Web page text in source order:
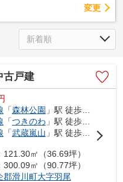
変更
戸建
「森林公園 」駅 徒歩16分
「つきのわ 」駅 徒歩27分
「武蔵嵐山 」駅 徒歩45分
121.30㎡（36.69坪）
300.09㎡（90.77坪）
郡滑川町大字羽尾